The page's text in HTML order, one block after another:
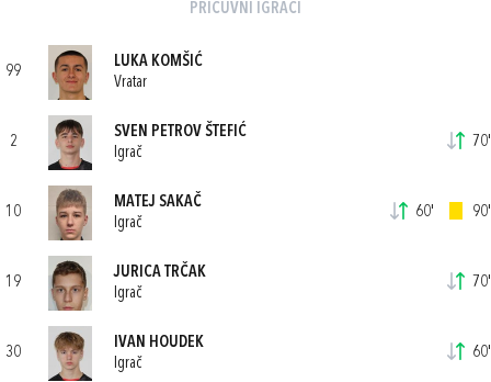
PRIČUVNI IGRAČI
99
LUKA KOMŠIĆ
Vratar
2
SVEN PETROV ŠTEFIĆ
Igrač
70'
10
MATEJ SAKAČ
Igrač
60' 90'
19
JURICA TRČAK
Igrač
70'
30
IVAN HOUDEK
Igrač
60'